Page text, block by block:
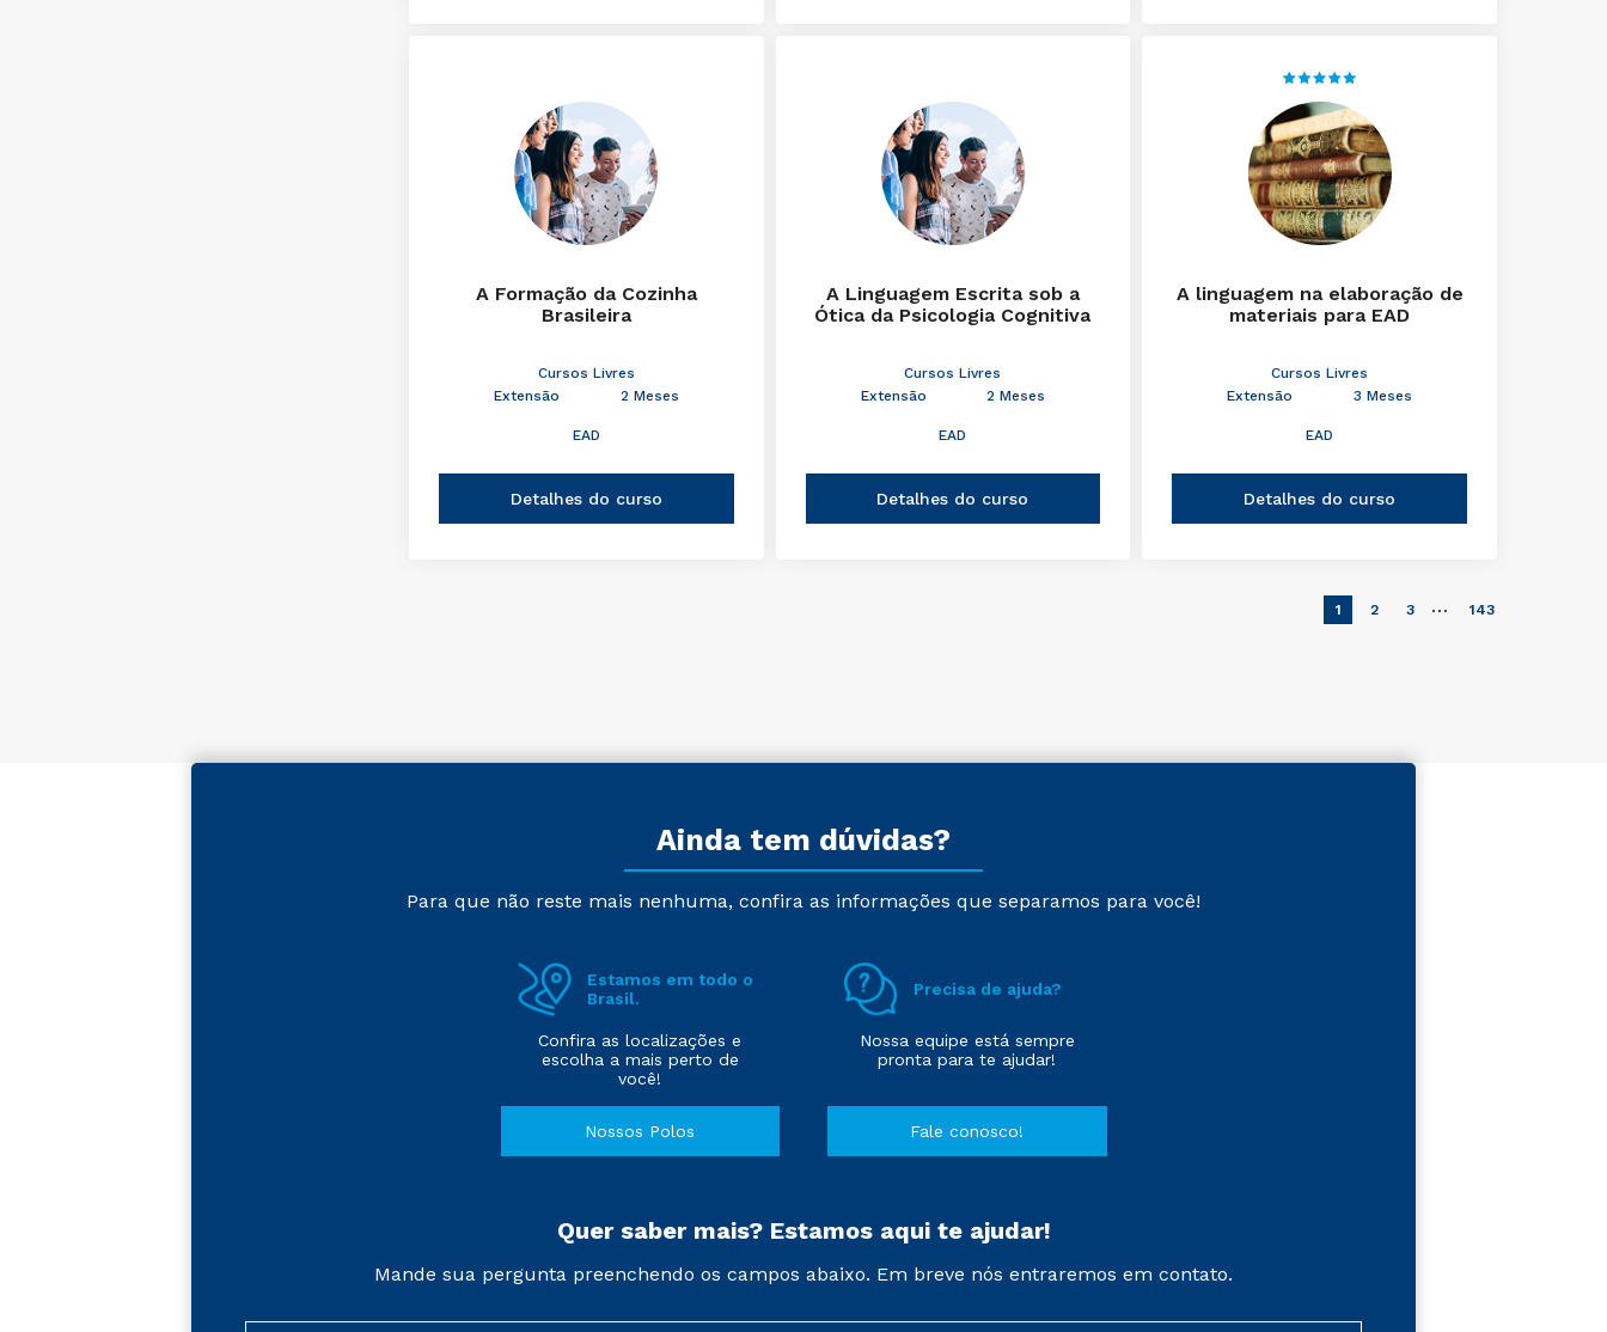
A Formação da Cozinha
Brasileira
Cursos Livres
Extensão
2 Meses
EAD
Detalhes do curso
A Linguagem Escrita sob a
Ótica da Psicologia Cognitiva
Cursos Livres
Extensão
2 Meses
EAD
Detalhes do curso
A linguagem na elaboração de
materiais para EAD
Cursos Livres
Extensão
3 Meses
EAD
Detalhes do curso
1 2 3 … 143
Ainda tem dúvidas?
Para que não reste mais nenhuma, confira as informações que separamos para você!
Estamos em todo o
Brasil.
Confira as localizações e
escolha a mais perto de
você!
Nossos Polos
Precisa de ajuda?
Nossa equipe está sempre
pronta para te ajudar!
Fale conosco!
Quer saber mais? Estamos aqui te ajudar!
Mande sua pergunta preenchendo os campos abaixo. Em breve nós entraremos em contato.